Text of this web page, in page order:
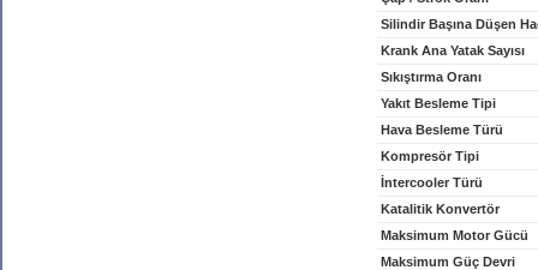
Silindir Başına Düşen
Krank Ana Yatak Sayısı
Sıkıştırma Oranı
Yakıt Besleme Tipi
Hava Besleme Türü
Kompresör Tipi
İntercooler Türü
Katalitik Konvertör
Maksimum Motor Gücü
Maksimum Güç Devri